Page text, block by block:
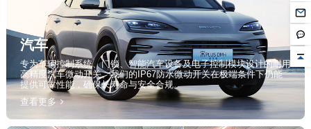
汽车
提供可靠性能，确保长寿命与安全合规。
查看更多